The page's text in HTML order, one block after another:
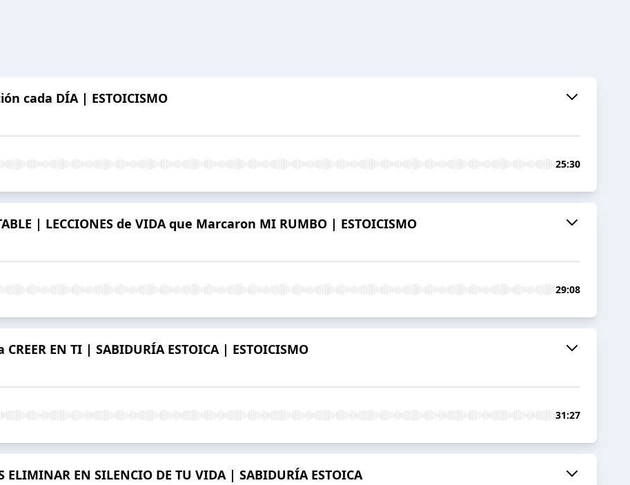
cada DÍA | ESTOICISMO
25:30
| LECCIONES de VIDA que Marcaron MI RUMBO | ESTOICISMO
29:08
EN TI | SABIDURÍA ESTOICA | ESTOICISMO
31:27
ELIMINAR EN SILENCIO DE TU VIDA | SABIDURÍA ESTOICA